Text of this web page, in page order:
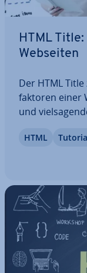
HTML
Webseiten
Der HTML
fak­to­ren einer
und
Punkt und
HTML